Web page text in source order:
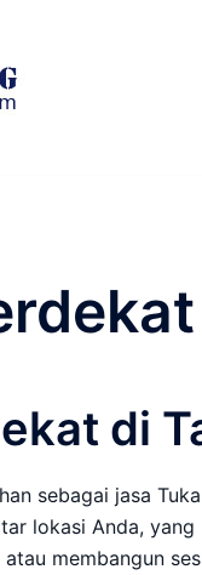
di
sebagai jasa
lokasi Anda,
membangun